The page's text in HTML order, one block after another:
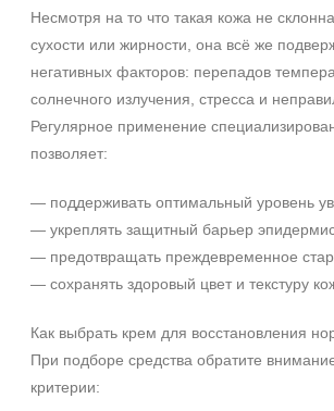
Несмотря на то что такая кожа не
сухости или жирности, она всё же
негативных факторов: перепадов
солнечного излучения, стресса и
Регулярное применение
позволяет:
— поддерживать оптимальный уровень
— укреплять защитный барьер
— предотвращать преждевременное
— сохранять здоровый цвет и текстуру
Как выбрать крем для восстановления
При подборе средства обратите
критерии: